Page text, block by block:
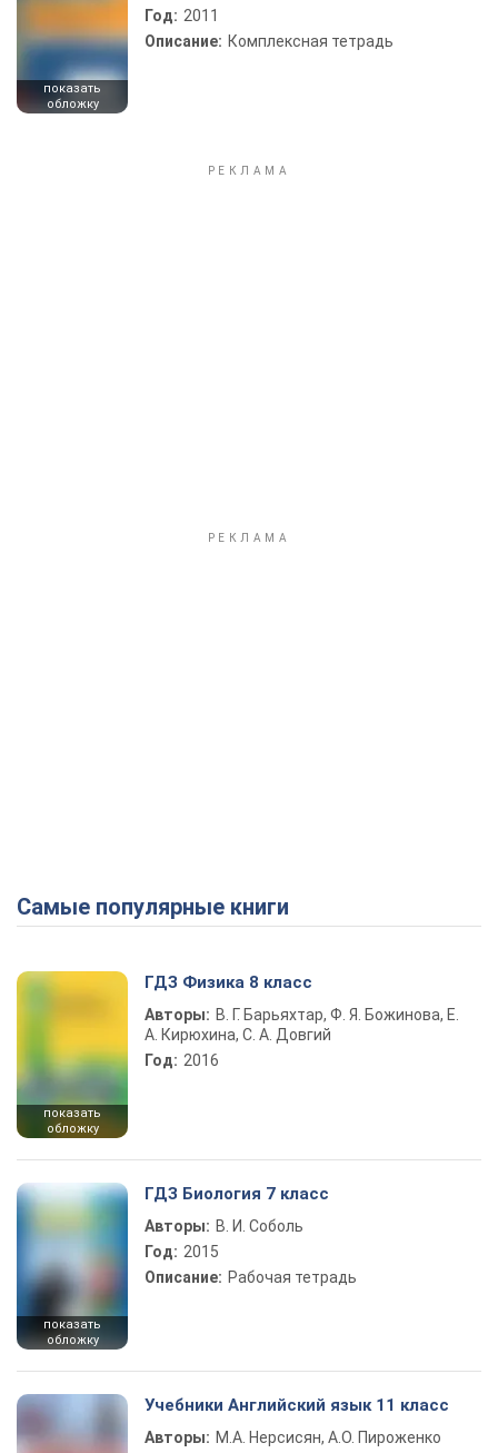
показать
обложку
Год: 2011
Описание: Комплексная тетрадь
Самые популярные книги
показать
обложку
ГДЗ Физика 8 класс
Авторы: В. Г. Барьяхтар, Ф. Я. Божинова, Е.
А. Кирюхина, С. А. Довгий
Год: 2016
показать
обложку
ГДЗ Биология 7 класс
Авторы: В. И. Соболь
Год: 2015
Описание: Рабочая тетрадь
Учебники Английский язык 11 класс
Авторы: М.А. Нерсисян, А.О. Пироженко